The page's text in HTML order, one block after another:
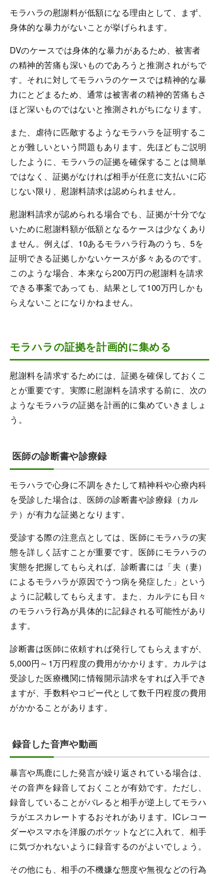
モラハラの慰謝料が低額になる理由として、まず、
身体的な暴力がないことが挙げられます。
DVのケースでは身体的な暴力があるため、被害者
の精神的苦痛も深いものであろうと推測されがちで
す。それに対してモラハラのケースでは精神的な暴
力にとどまるため、通常は被害者の精神的苦痛もさ
ほど深いものではないと推測されがちになります。
また、虐待に匹敵するようなモラハラを証明するこ
とが難しいという問題もあります。先ほどもご説明
したように、モラハラの証拠を確保することは簡単
ではなく、証拠がなければ相手が任意に支払いに応
じない限り、慰謝料請求は認められません。
慰謝料請求が認められる場合でも、証拠が十分でな
いために慰謝料額が低額となるケースは少なくあり
ません。例えば、10あるモラハラ行為のうち、5を
証明できる証拠しかないケースが多々あるのです。
このような場合、本来なら200万円の慰謝料を請求
できる事案であっても、結果として100万円しかも
らえないことになりかねません。
モラハラの証拠を計画的に集める
慰謝料を請求するためには、証拠を確保しておくこ
とが重要です。実際に慰謝料を請求する前に、次の
ようなモラハラの証拠を計画的に集めていきましょ
う。
医師の診断書や診療録
モラハラで心身に不調をきたして精神科や心療内科
を受診した場合は、医師の診断書や診療録（カル
テ）が有力な証拠となります。
受診する際の注意点としては、医師にモラハラの実
態を詳しく話すことが重要です。医師にモラハラの
実態を把握してもらえれば、診断書には「夫（妻）
によるモラハラが原因でうつ病を発症した」という
ように記載してもらえます。また、カルテにも日々
のモラハラ行為が具体的に記録される可能性があり
ます。
診断書は医師に依頼すれば発行してもらえますが、
5,000円～1万円程度の費用がかかります。カルテは
受診した医療機関に情報開示請求をすれば入手でき
ますが、手数料やコピー代として数千円程度の費用
がかかることがあります。
録音した音声や動画
暴言や馬鹿にした発言が繰り返されている場合は、
その音声を録音しておくことが有効です。ただし、
録音していることがバレると相手が逆上してモラハ
ラがエスカレートするおそれがあります。ICレコー
ダーやスマホを洋服のポケットなどに入れて、相手
に気づかれないように録音するのがよいでしょう。
その他にも、相手の不機嫌な態度や無視などの行為